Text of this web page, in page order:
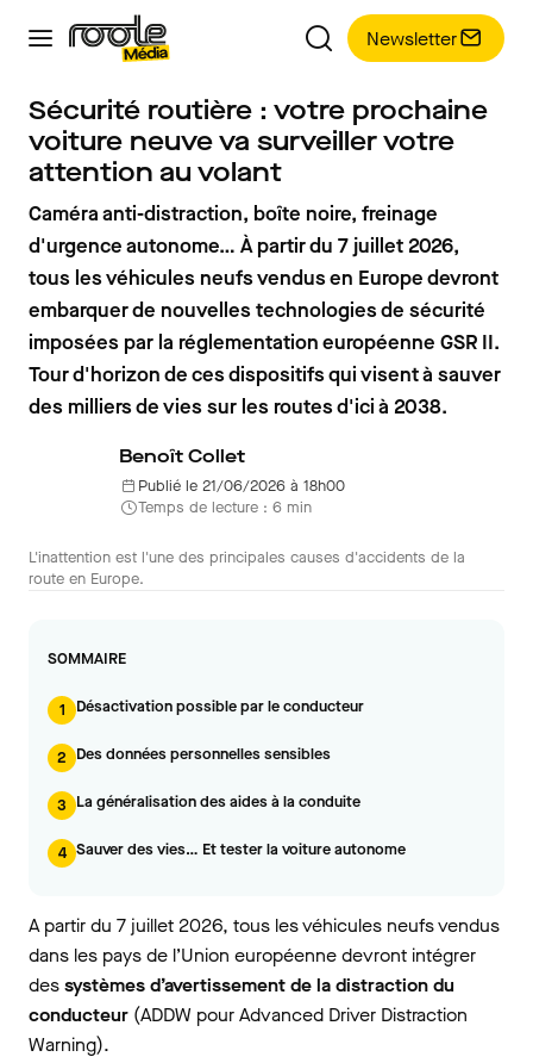
Newsletter
Sécurité routière : votre prochaine
voiture neuve va surveiller votre
attention au volant
Caméra anti-distraction, boîte noire, freinage
d'urgence autonome… À partir du 7 juillet 2026,
tous les véhicules neufs vendus en Europe devront
embarquer de nouvelles technologies de sécurité
imposées par la réglementation européenne GSR II.
Tour d'horizon de ces dispositifs qui visent à sauver
des milliers de vies sur les routes d'ici à 2038.
Benoît Collet
Publié le 21/06/2026 à 18h00
Temps de lecture : 6 min
L'inattention est l'une des principales causes d'accidents de la
route en Europe.
SOMMAIRE
1 Désactivation possible par le conducteur
2 Des données personnelles sensibles
3 La généralisation des aides à la conduite
4 Sauver des vies… Et tester la voiture autonome
A partir du 7 juillet 2026, tous les véhicules neufs vendus
dans les pays de l’Union européenne devront intégrer
dessystèmes d’avertissement de la distraction du
conducteur (ADDW pour Advanced Driver Distraction
Warning).